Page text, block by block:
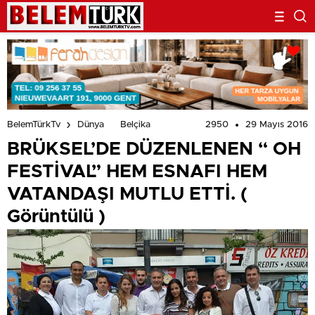
BelemTürkTv Dünya Belçika 2950 29 Mayıs 2016
BRÜKSEL’DE DÜZENLENEN “ OH
FESTİVAL” HEM ESNAFI HEM
VATANDAŞI MUTLU ETTİ. (
Görüntülü )
VERİLDİ!